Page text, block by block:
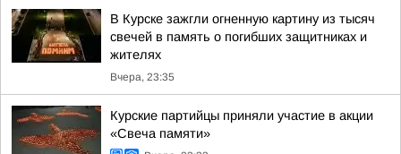
В Курске зажгли огненную картину из тысяч
свечей в память о погибших защитниках и
жителях
Вчера, 23:35
Курские партийцы приняли участие в акции
«Свеча памяти»